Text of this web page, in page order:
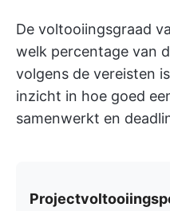
De voltooiingsgraad
welk percentage van
volgens de vereisten
inzicht in hoe goed
samenwerkt en